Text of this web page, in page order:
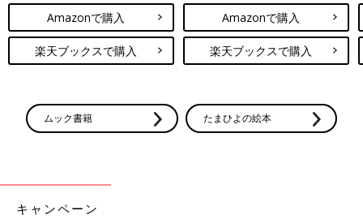
がある場合には受診が必要です。また、指やおちんちんに髪の毛
などが巻きつき痛がって泣いていることもまれにあります。
～おわりに～ママやパパが「いつもと違う」と心配なら、
赤ちゃんは日々発達します。今までなかった様子の変化に戸惑う
「赤ちゃんの調子がなんとなくおかしい」と感じたことがきっか
Amazonで購入
楽天ブックスで購入
Amazonで購入
楽天ブックスで購入
ムック書籍 たまひよの絵本
キャンペーン